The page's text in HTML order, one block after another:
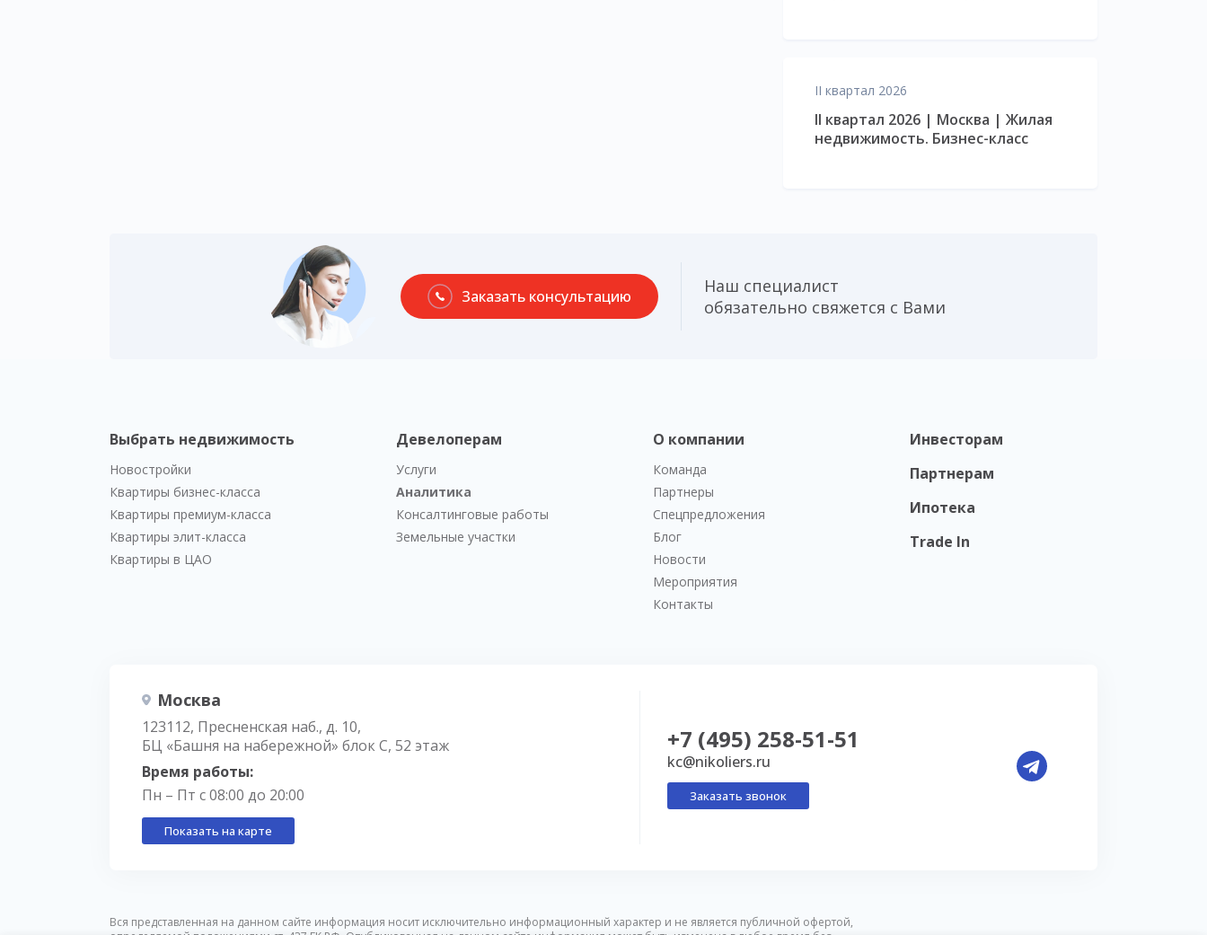
II квартал 2026
II квартал 2026 | Москва | Жилая
недвижимость. Бизнес-класс
Заказать консультацию
Наш специалист
обязательно свяжется с Вами
Выбрать недвижимость
Новостройки
Квартиры бизнес-класса
Квартиры премиум-класса
Квартиры элит-класса
Квартиры в ЦАО
Девелоперам
Услуги
Аналитика
Консалтинговые работы
Земельные участки
О компании
Команда
Партнеры
Спецпредложения
Блог
Новости
Мероприятия
Контакты
Инвесторам
Партнерам
Ипотека
Trade In
Москва
123112, Пресненская наб., д. 10,
БЦ «Башня на набережной» блок С, 52 этаж
Время работы:
Пн – Пт с 08:00 до 20:00
Показать на карте
+7 (495) 258-51-51
kc@nikoliers.ru
Заказать звонок
Вся представленная на данном сайте информация носит исключительно информационный характер и не является публичной офертой,